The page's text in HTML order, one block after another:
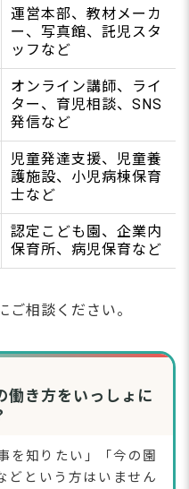
）
へ！保育・教育施設の
広場）
かして、新しい仕事に移
運営本部、教材メーカ
ー、写真館、託児スタ
ッフなど
オンライン講師、ライ
ター、育児相談、SNS
発信など
児童発達支援、児童養
護施設、小児病棟保育
士など
認定こども園、企業内
保育所、病児保育など
ご相談ください。
働き方をいっしょに
を知りたい」「今の園
どという方はいません